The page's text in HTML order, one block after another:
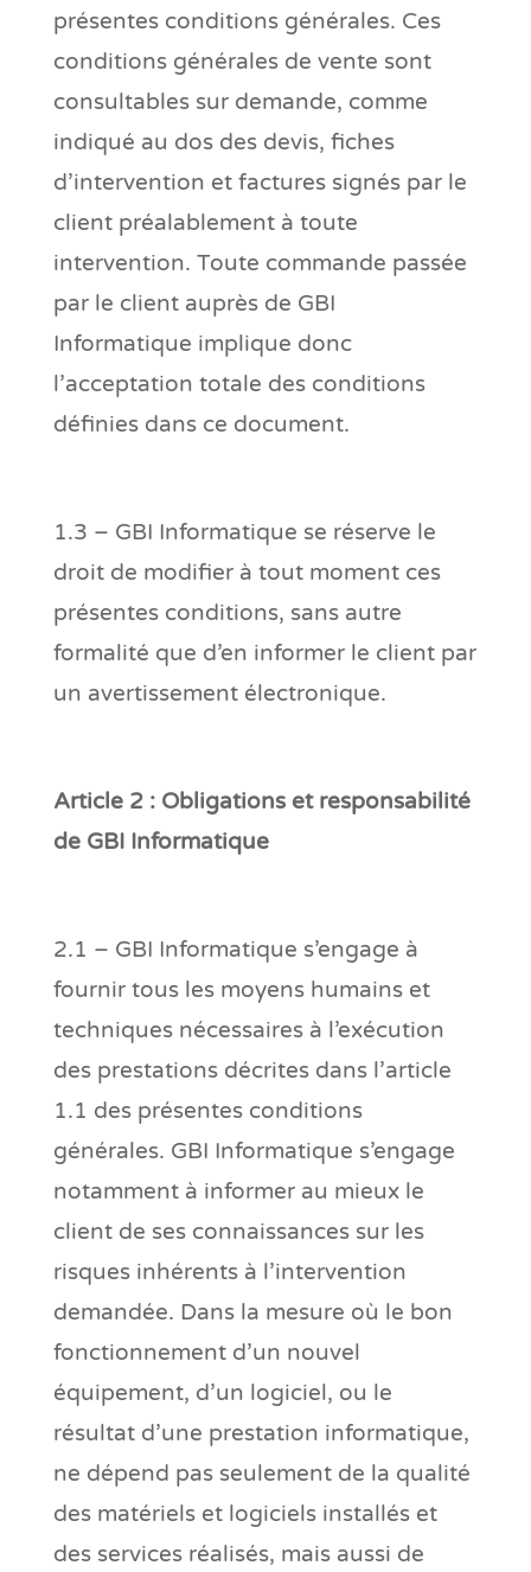
présentes conditions générales. Ces
conditions générales de vente sont
consultables sur demande, comme
indiqué au dos des devis, fiches
d’intervention et factures signés par le
client préalablement à toute
intervention. Toute commande passée
par le client auprès de GBI
Informatique implique donc
l’acceptation totale des conditions
définies dans ce document.
1.3 – GBI Informatique se réserve le
droit de modifier à tout moment ces
présentes conditions, sans autre
formalité que d’en informer le client par
un avertissement électronique.
Article 2 : Obligations et responsabilité
de GBI Informatique
2.1 – GBI Informatique s’engage à
fournir tous les moyens humains et
techniques nécessaires à l’exécution
des prestations décrites dans l’article
1.1 des présentes conditions
générales. GBI Informatique s’engage
notamment à informer au mieux le
client de ses connaissances sur les
risques inhérents à l’intervention
demandée. Dans la mesure où le bon
fonctionnement d’un nouvel
équipement, d’un logiciel, ou le
résultat d’une prestation informatique,
ne dépend pas seulement de la qualité
des matériels et logiciels installés et
des services réalisés, mais aussi de